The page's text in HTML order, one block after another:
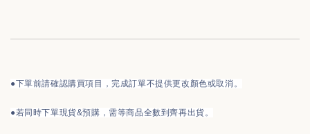
●下單前請確認購買項目，完成訂單不提供更改顏色或取消。
●若同時下單現貨&預購，需等商品全數到齊再出貨。